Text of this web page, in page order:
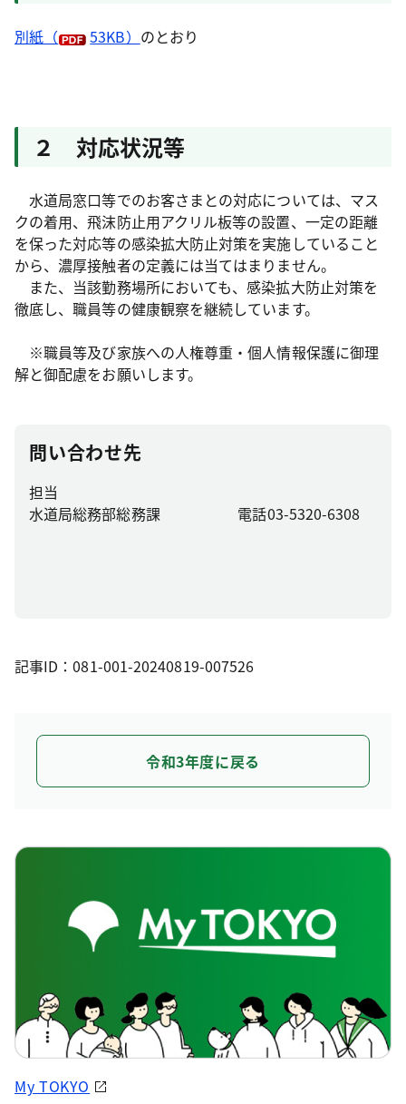
別紙（ 53KB） のとおり
２ 対応状況等
水道局窓口等でのお客さまとの対応については、マス
クの着用、飛沫防止用アクリル板等の設置、一定の距離
を保った対応等の感染拡大防止対策を実施していること
から、濃厚接触者の定義には当てはまりません。
また、当該勤務場所においても、感染拡大防止対策を
徹底し、職員等の健康観察を継続しています。
※職員等及び家族への人権尊重・個人情報保護に御理
解と御配慮をお願いします。
問い合わせ先
担当
水道局総務部総務課
電話03-5320-6308
記事ID：081-001-20240819-007526
令和3年度に戻る
My TOKYO